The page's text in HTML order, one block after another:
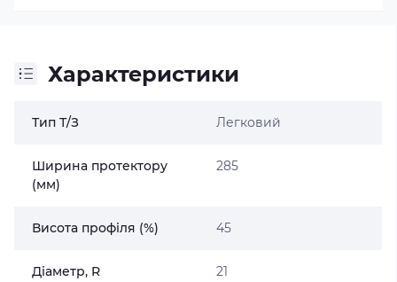
Характеристики
Тип Т/З Легковий
Ширина протектору
(мм)
285
Висота профіля (%) 45
Діаметр, R 21